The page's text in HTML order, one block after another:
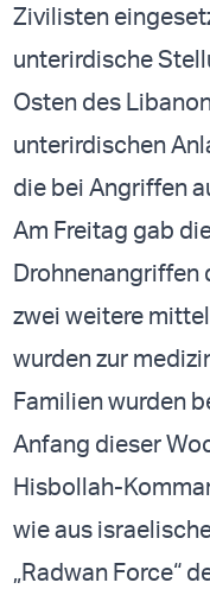
Zivilisten
unterirdische
Osten des
unterirdischen
die bei Angriffen
Am Freitag gab
Drohnenangriffen
zwei weitere
wurden zur
Familien wurden
Anfang dieser
Hisbollah-
wie aus
„Radwan Force“